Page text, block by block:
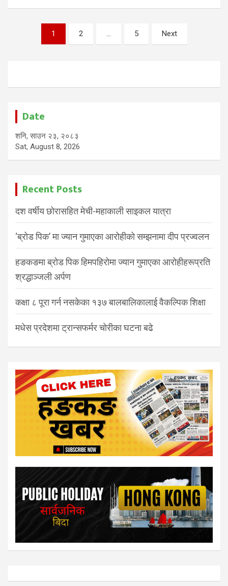
pagination
1 2 … 5 Next
Date
शनि, साउन २३, २०८३
Sat, August 8, 2026
Recent Posts
दश वर्षीय छोरासहित मेची-महाकाली साइकल यात्रा
‘ब्रोड पिक’ मा ज्यान गुमाएका आरोहीको सम्झनामा दीप प्रज्वलन
हङकङमा ब्रोड पिक हिमपहिरोमा ज्यान गुमाएका आरोहीहरूप्रति
श्रद्धाञ्जली अर्पण
कक्षा ८ पूरा गर्न नसकेका १३७ बालबालिकालाई वैकल्पिक शिक्षा
मधेस प्रदेशमा ट्रान्सफर्मर चोरीका घटना बढे